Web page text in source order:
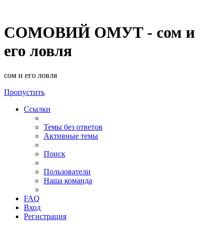
СОМОВИЙ ОМУТ - сом и
его ловля
сом и его ловля
Пропустить
Ссылки
Темы без ответов
Активные темы
Поиск
Пользователи
Наша команда
FAQ
Вход
Регистрация